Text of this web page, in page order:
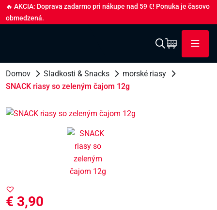
🔥 AKCIA: Doprava zadarmo pri nákupe nad 59 €! Ponuka je časovo
obmedzená.
Domov Sladkosti & Snacks
morské riasy
SNACK riasy so zeleným čajom 12g
€ 3,90